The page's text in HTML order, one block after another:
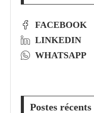
FACEBOOK
LINKEDIN
WHATSAPP
Postes récents